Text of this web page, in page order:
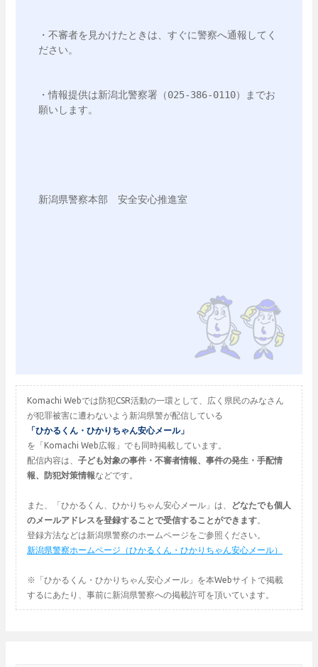
・不審者を見かけたときは、すぐに警察へ通報してく
ださい。
・情報提供は新潟北警察署（025-386-0110）までお
願いします。
新潟県警察本部　安全安心推進室
Komachi Webでは防犯CSR活動の一環として、広く県民のみなさん
が犯罪被害に遭わないよう新潟県警が配信している
「ひかるくん・ひかりちゃん安心メール」
を「Komachi Web広報」でも同時掲載しています。
配信内容は、 子ども対象の事件・不審者情報、事件の発生・手配情
報、防犯対策情報などです。
また、「ひかるくん、ひかりちゃん安心メール」は、
どなたでも個人
のメールアドレスを登録することで受信することができます。
登録方法などは新潟県警察のホームページをご参照ください。
新潟県警察ホームページ（ひかるくん・ひかりちゃん安心メール）
※「ひかるくん・ひかりちゃん安心メール」を本Webサイトで掲載
するにあたり、事前に新潟県警察への掲載許可を頂いています。